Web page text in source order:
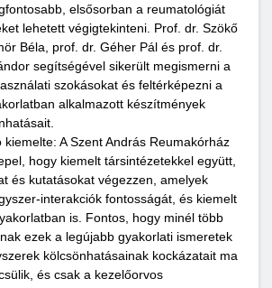
elsősorban a reumatológiát
lehetett végigtekinteni. Prof. dr. Szökő
Béla, prof. dr. Géher Pál és prof. dr.
segítségével sikerült megismerni a
szokásokat és feltérképezni a
alkalmazott készítmények
A Szent András Reumakórház
hogy kiemelt társintézetekkel együtt,
és kutatásokat végezzen, amelyek
interakciók fontosságát, és kiemelt
is. Fontos, hogy minél több
ezek a legújabb gyakorlati ismeretek
kölcsönhatásainak kockázatait ma
és csak a kezelőorvos